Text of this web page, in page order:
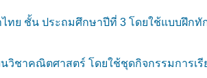
ทย ชั้น ประถมศึกษาปีที่ 3 โดยใช้แบบฝึก
ชาคณิตศาสตร์ โดยใช้ชุดกิจกรรมการเ